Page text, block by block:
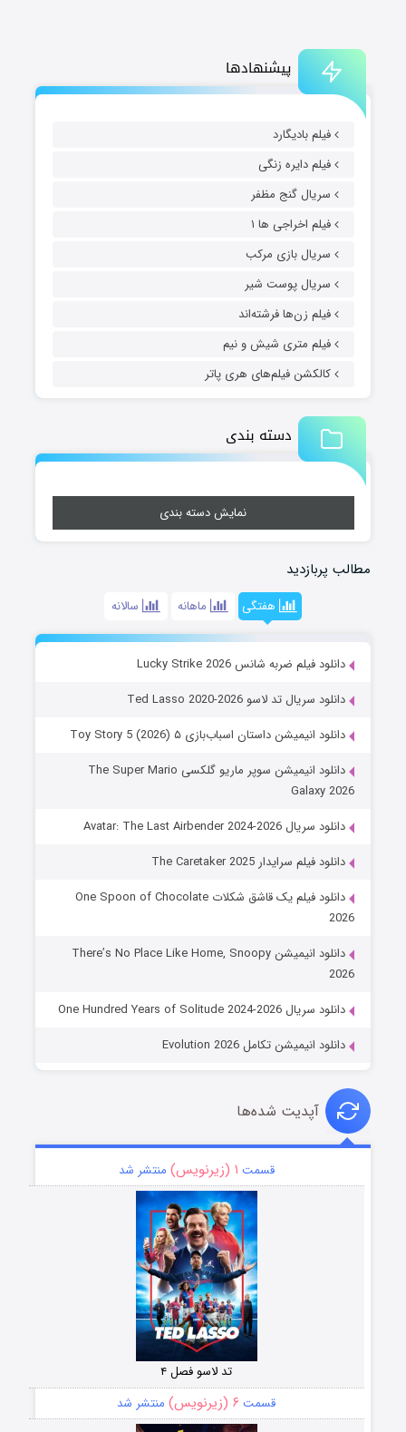
پیشنهادها
فیلم بادیگارد
فیلم دایره زنگی
سریال گنج مظفر
فیلم اخراجی ها ۱
سریال بازی مرکب
سریال پوست شیر
فیلم زن‌ها فرشته‌اند
فیلم متری شیش و نیم
کالکشن فیلم‌های هری پاتر
دسته بندی
نمایش دسته بندی
مطالب پربازدید
هفتگی ماهانه سالانه
دانلود فیلم ضربه شانس Lucky Strike 2026
دانلود سریال تد لاسو Ted Lasso 2020-2026
دانلود انیمیشن داستان اسباب‌بازی ۵ Toy Story 5 (2026)
دانلود انیمیشن سوپر ماریو گلکسی The Super Mario
Galaxy 2026
دانلود سریال Avatar: The Last Airbender 2024-2026
دانلود فیلم سرایدار The Caretaker 2025
دانلود فیلم یک قاشق شکلات One Spoon of Chocolate
2026
دانلود انیمیشن There’s No Place Like Home, Snoopy
2026
دانلود سریال One Hundred Years of Solitude 2024-2026
دانلود انیمیشن تکامل Evolution 2026
آپدیت شده‌ها
قسمت ۱ (زیرنویس) منتشر شد
تد لاسو فصل ۴
قسمت ۶ (زیرنویس) منتشر شد